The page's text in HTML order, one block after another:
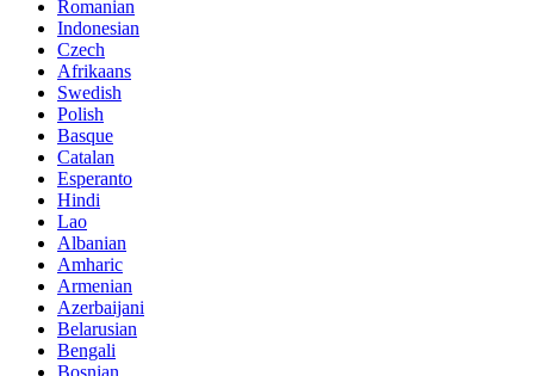
Romanian
Indonesian
Czech
Afrikaans
Swedish
Polish
Basque
Catalan
Esperanto
Hindi
Lao
Albanian
Amharic
Armenian
Azerbaijani
Belarusian
Bengali